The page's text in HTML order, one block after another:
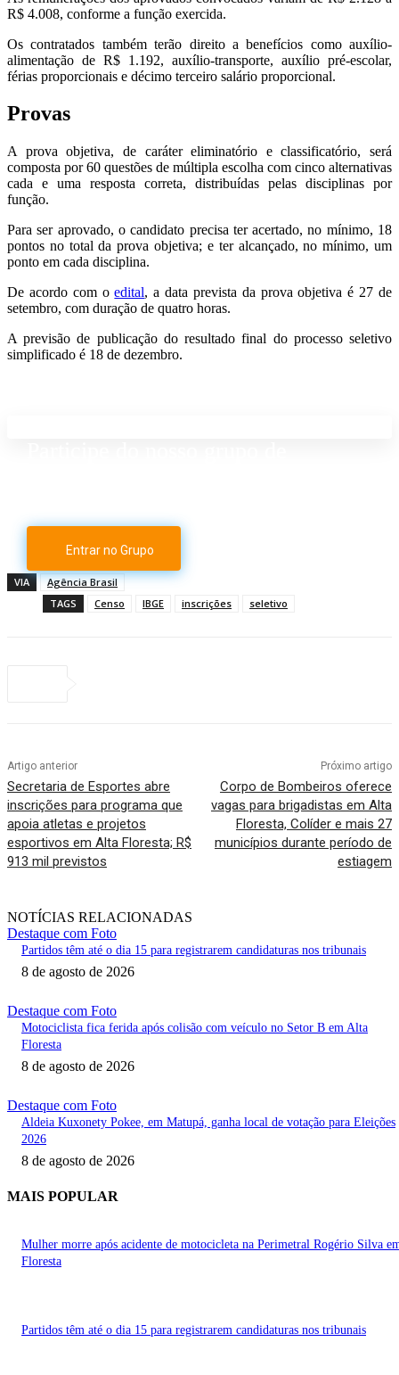
R$ 4.008, conforme a função exercida.
Os contratados também terão direito a benefícios como auxílio-
alimentação de R$ 1.192, auxílio-transporte, auxílio pré-escolar,
férias proporcionais e décimo terceiro salário proporcional.
Provas
A prova objetiva, de caráter eliminatório e classificatório, será
composta por 60 questões de múltipla escolha com cinco alternativas
cada e uma resposta correta, distribuídas pelas disciplinas por
função.
Para ser aprovado, o candidato precisa ter acertado, no mínimo, 18
pontos no total da prova objetiva; e ter alcançado, no mínimo, um
ponto em cada disciplina.
De acordo com oedital, a data prevista da prova objetiva é 27 de
setembro, com duração de quatro horas.
A previsão de publicação do resultado final do processo seletivo
simplificado é 18 de dezembro.
Entrar no Grupo
VIA
Agência Brasil
TAGS
Censo IBGE inscrições seletivo
Artigo anterior
Secretaria de Esportes abre
inscrições para programa que
apoia atletas e projetos
esportivos em Alta Floresta; R$
913 mil previstos
Próximo artigo
Corpo de Bombeiros oferece
vagas para brigadistas em Alta
Floresta, Colíder e mais 27
municípios durante período de
estiagem
NOTÍCIAS RELACIONADAS
Destaque com Foto
Partidos têm até o dia 15 para registrarem candidaturas nos tribunais
8 de agosto de 2026
Destaque com Foto
Motociclista fica ferida após colisão com veículo no Setor B em Alta
Floresta
8 de agosto de 2026
Destaque com Foto
Aldeia Kuxonety Pokee, em Matupá, ganha local de votação para Eleições
2026
8 de agosto de 2026
MAIS POPULAR
Mulher morre após acidente de motocicleta na Perimetral Rogério Silva
Floresta
Partidos têm até o dia 15 para registrarem candidaturas nos tribunais